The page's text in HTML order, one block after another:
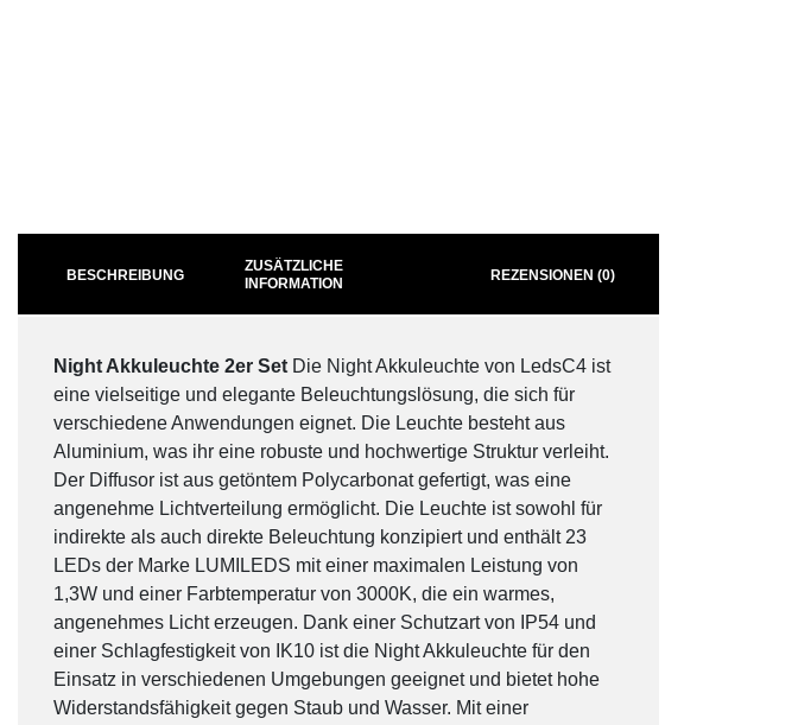
BESCHREIBUNG
ZUSÄTZLICHE
INFORMATION
REZENSIONEN (0)
Night Akkuleuchte 2er Set Die Night Akkuleuchte von LedsC4 ist
eine vielseitige und elegante Beleuchtungslösung, die sich für
verschiedene Anwendungen eignet. Die Leuchte besteht aus
Aluminium, was ihr eine robuste und hochwertige Struktur verleiht.
Der Diffusor ist aus getöntem Polycarbonat gefertigt, was eine
angenehme Lichtverteilung ermöglicht. Die Leuchte ist sowohl für
indirekte als auch direkte Beleuchtung konzipiert und enthält 23
LEDs der Marke LUMILEDS mit einer maximalen Leistung von
1,3W und einer Farbtemperatur von 3000K, die ein warmes,
angenehmes Licht erzeugen. Dank einer Schutzart von IP54 und
einer Schlagfestigkeit von IK10 ist die Night Akkuleuchte für den
Einsatz in verschiedenen Umgebungen geeignet und bietet hohe
Widerstandsfähigkeit gegen Staub und Wasser. Mit einer